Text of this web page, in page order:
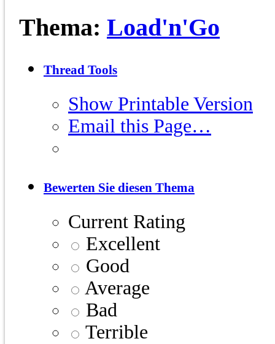
Thema: Load'n'Go
Thread Tools
Show Printable Version
Email this Page…
Bewerten Sie diesen Thema
Current Rating
Excellent
Good
Average
Bad
Terrible